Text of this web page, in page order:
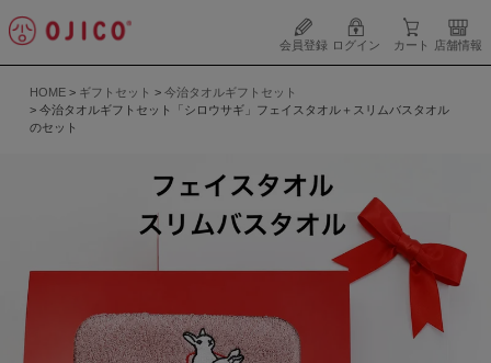
会員登録 ログイン カート 店舗情報
HOME ギフトセット
今治タオルギフトセット
今治タオルギフトセット「シロウサギ」フェイスタオル＋スリムバスタオル
のセット